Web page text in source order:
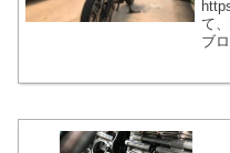
て
ブ
書